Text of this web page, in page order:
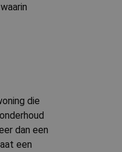
die
dan een
een